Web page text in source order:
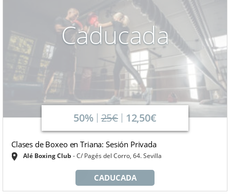
Caducada
50% 25€ 12,50€
Clases de Boxeo en Triana: Sesión Privada
Alé Boxing Club C/ Pagés del Corro, 64. Sevilla
CADUCADA